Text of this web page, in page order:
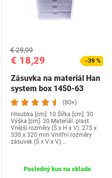
€ 18,29
€ 29,99
-39 %
Zásuvka na materiál Han
system box 1450-63
(80×)
Hloubka [cm]: 10 Šířka [cm]: 30
Výška [cm]: 30 Materiál: plast
Vnější rozměry (Š x H x V): 275 x
330 x 320 mm Vnitřní rozměry
zásuvek (Š x V x V):…
Posledný kus na sklade